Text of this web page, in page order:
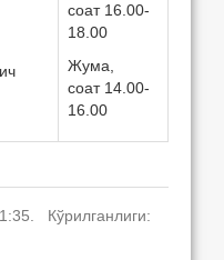
соат 16.00-
18.00
Жума,
соат 14.00-
16.00
Кўрилганлиги: